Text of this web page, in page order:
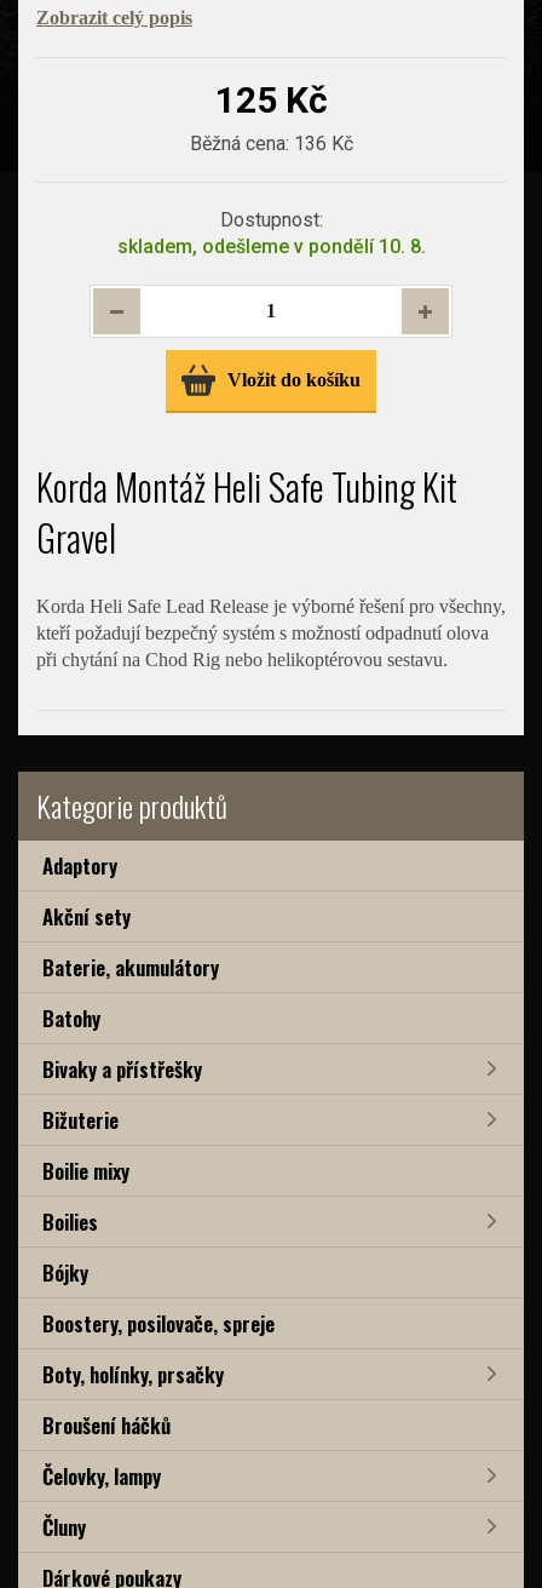
Kategorie produktů
Adaptory
Akční sety
Baterie, akumulátory
Batohy
Bivaky a přístřešky
Bižuterie
Boilie mixy
Boilies
Bójky
Boostery, posilovače, spreje
Boty, holínky, prsačky
Broušení háčků
Čelovky, lampy
Čluny
Dárkové poukazy
Zobrazit celý popis
125 Kč
Běžná cena: 136 Kč
Dostupnost:
skladem, odešleme v pondělí 10. 8.
Vložit do košíku
Korda Montáž Heli Safe Tubing Kit
Gravel
Korda Heli Safe Lead Release je výborné řešení pro všechny,
kteří požadují bezpečný systém s možností odpadnutí olova
při chytání na Chod Rig nebo helikoptérovou sestavu.